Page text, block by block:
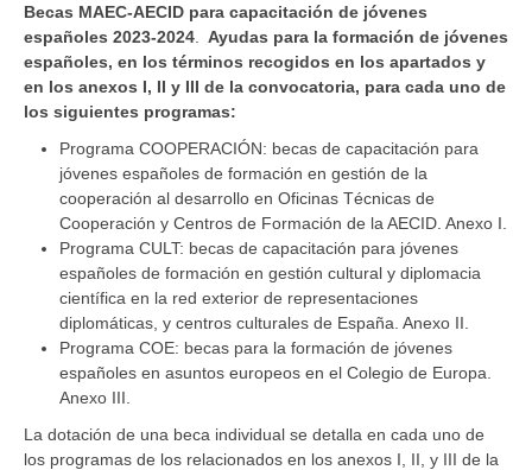
Becas MAEC-AECID para capacitación de jóvenes
españoles 2023-2024
Ayudas para la formación de jóvenes
españoles, en los términos recogidos en los apartados y
en los anexos I, II y III de la convocatoria, para cada uno de
los siguientes programas:
Programa COOPERACIÓN: becas de capacitación para
jóvenes españoles de formación en gestión de la
cooperación al desarrollo en Oficinas Técnicas de
Cooperación y Centros de Formación de la AECID. Anexo I.
Programa CULT: becas de capacitación para jóvenes
españoles de formación en gestión cultural y diplomacia
científica en la red exterior de representaciones
diplomáticas, y centros culturales de España. Anexo II.
Programa COE: becas para la formación de jóvenes
españoles en asuntos europeos en el Colegio de Europa.
Anexo III.
La dotación de una beca individual se detalla en cada uno de
los programas de los relacionados en los anexos I, II, y III de la